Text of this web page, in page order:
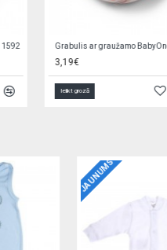
Grabulis ar lodītēm 02/457 red
4,69€
Ielikt grozā
JAUNUMS